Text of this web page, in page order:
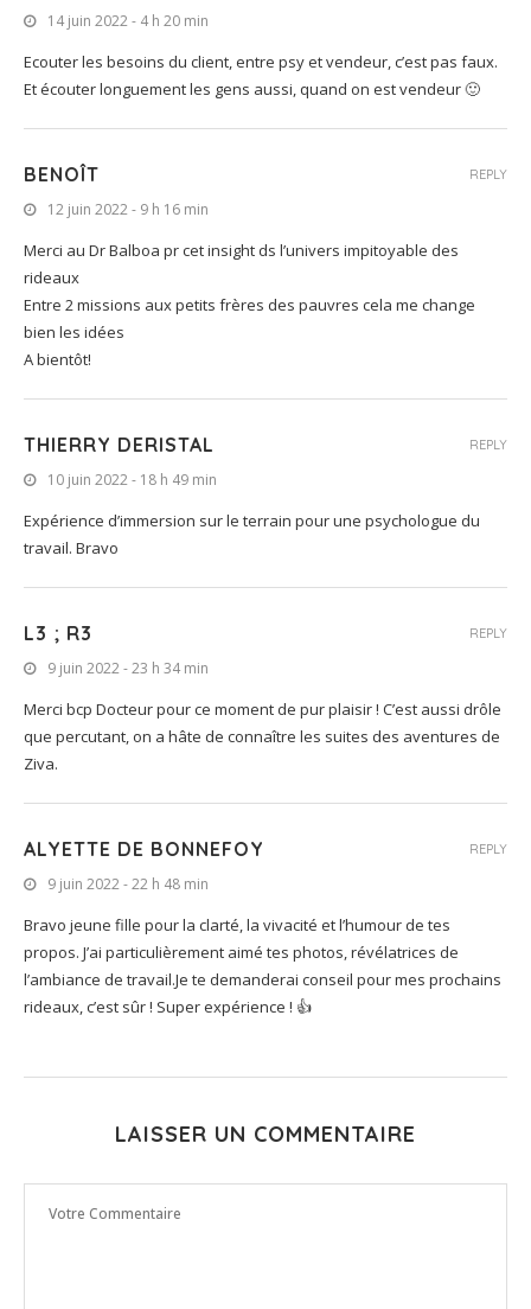
14 juin 2022 - 4 h 20 min
Ecouter les besoins du client, entre psy et vendeur, c’est pas faux.
Et écouter longuement les gens aussi, quand on est vendeur 🙂
BENOÎT
12 juin 2022 - 9 h 16 min
Merci au Dr Balboa pr cet insight ds l’univers impitoyable des
rideaux
Entre 2 missions aux petits frères des pauvres cela me change
bien les idées
A bientôt!
REPLY
THIERRY DERISTAL
10 juin 2022 - 18 h 49 min
Expérience d’immersion sur le terrain pour une psychologue du
travail. Bravo
REPLY
L3 ; R3
9 juin 2022 - 23 h 34 min
Merci bcp Docteur pour ce moment de pur plaisir ! C’est aussi drôle
que percutant, on a hâte de connaître les suites des aventures de
Ziva.
REPLY
ALYETTE DE BONNEFOY
9 juin 2022 - 22 h 48 min
Bravo jeune fille pour la clarté, la vivacité et l’humour de tes
propos. J’ai particulièrement aimé tes photos, révélatrices de
l’ambiance de travail.Je te demanderai conseil pour mes prochains
rideaux, c’est sûr ! Super expérience ! 👍
REPLY
LAISSER UN COMMENTAIRE